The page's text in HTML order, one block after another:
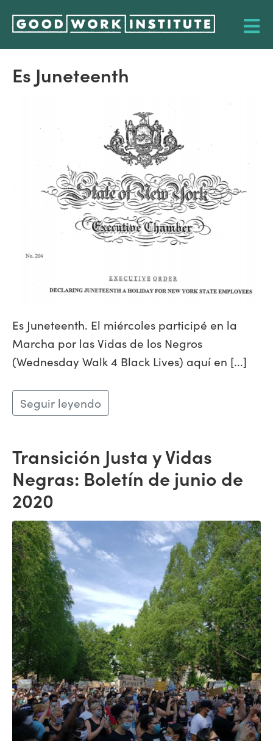
Es Juneteenth
Es Juneteenth. El miércoles participé en la
Marcha por las Vidas de los Negros
(Wednesday Walk 4 Black Lives) aquí en [...]
Seguir leyendo
Transición Justa y Vidas
Negras: Boletín de junio de
2020